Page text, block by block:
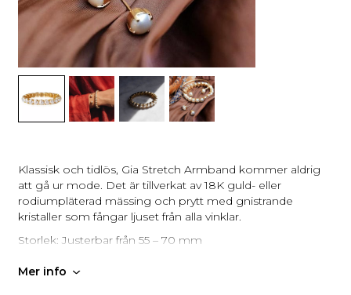
Klassisk och tidlös, Gia Stretch Armband kommer aldrig
att gå ur mode. Det är tillverkat av 18K guld- eller
rodiumpläterad mässing och prytt med gnistrande
kristaller som fångar ljuset från alla vinklar.
Storlek: Justerbar från 55 – 70 mm
Tillverkat med högkvalitativa kristaller
Mer info